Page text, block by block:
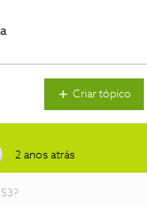
Criar tópico
2 anos atrás